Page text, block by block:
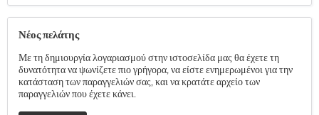
Νέος πελάτης
Με τη δημιουργία λογαριασμού στην ιστοσελίδα μας θα έχετε τη
δυνατότητα να ψωνίζετε πιο γρήγορα, να είστε ενημερωμένοι για την
κατάσταση των παραγγελιών σας, και να κρατάτε αρχείο των
παραγγελιών που έχετε κάνει.